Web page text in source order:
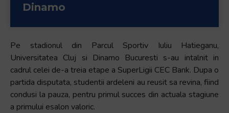
Dinamo
Pe stadionul din Parcul Sportiv Iuliu Hatieganu,
Universitatea Cluj si Dinamo Bucuresti s-au intalnit in
cadrul celei de-a treia etape a SuperLigii CEC Bank. Dupa o
partida disputata, studentii ardeleni au reusit sa revina, fiind
condusi la pauza, pentru primul succes din actuala stagiune
a primului esalon valoric.